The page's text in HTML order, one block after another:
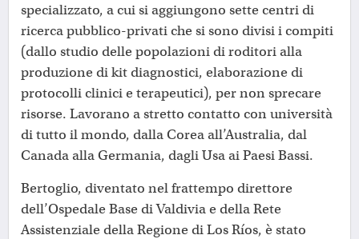
specializzato, a cui si aggiungono sette centri di
ricerca pubblico-privati che si sono divisi i compiti
(dallo studio delle popolazioni di roditori alla
produzione di kit diagnostici, elaborazione di
protocolli clinici e terapeutici), per non sprecare
risorse. Lavorano a stretto contatto con università
di tutto il mondo, dalla Corea all’Australia, dal
Canada alla Germania, dagli Usa ai Paesi Bassi.
Bertoglio, diventato nel frattempo direttore
dell’Ospedale Base di Valdivia e della Rete
Assistenziale della Regione di Los Ríos, è stato